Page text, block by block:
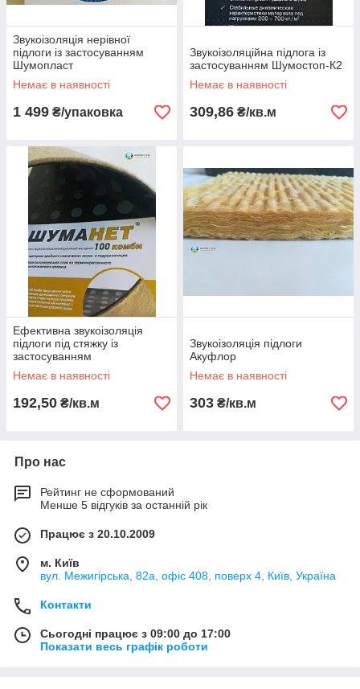
Звукоізоляція нерівної
підлоги із застосуванням
Шумопласт
Немає в наявності
1 499 ₴/упаковка
Звукоізоляційна підлога із
застосуванням Шумостоп-К2
Немає в наявності
309,86 ₴/кв.м
Ефективна звукоізоляція
підлоги під стяжку із
застосуванням
Шуманет-100Комбі
Немає в наявності
192,50 ₴/кв.м
Звукоізоляція підлоги
Акуфлор
Немає в наявності
303 ₴/кв.м
Про нас
Рейтинг не сформований
Менше 5 відгуків за останній рік
Працює з 20.10.2009
м. Київ
вул. Межигірська, 82а, офіс 408, поверх 4, Київ, Україна
Контакти
Сьогодні працює з 09:00 до 17:00
Показати весь графік роботи